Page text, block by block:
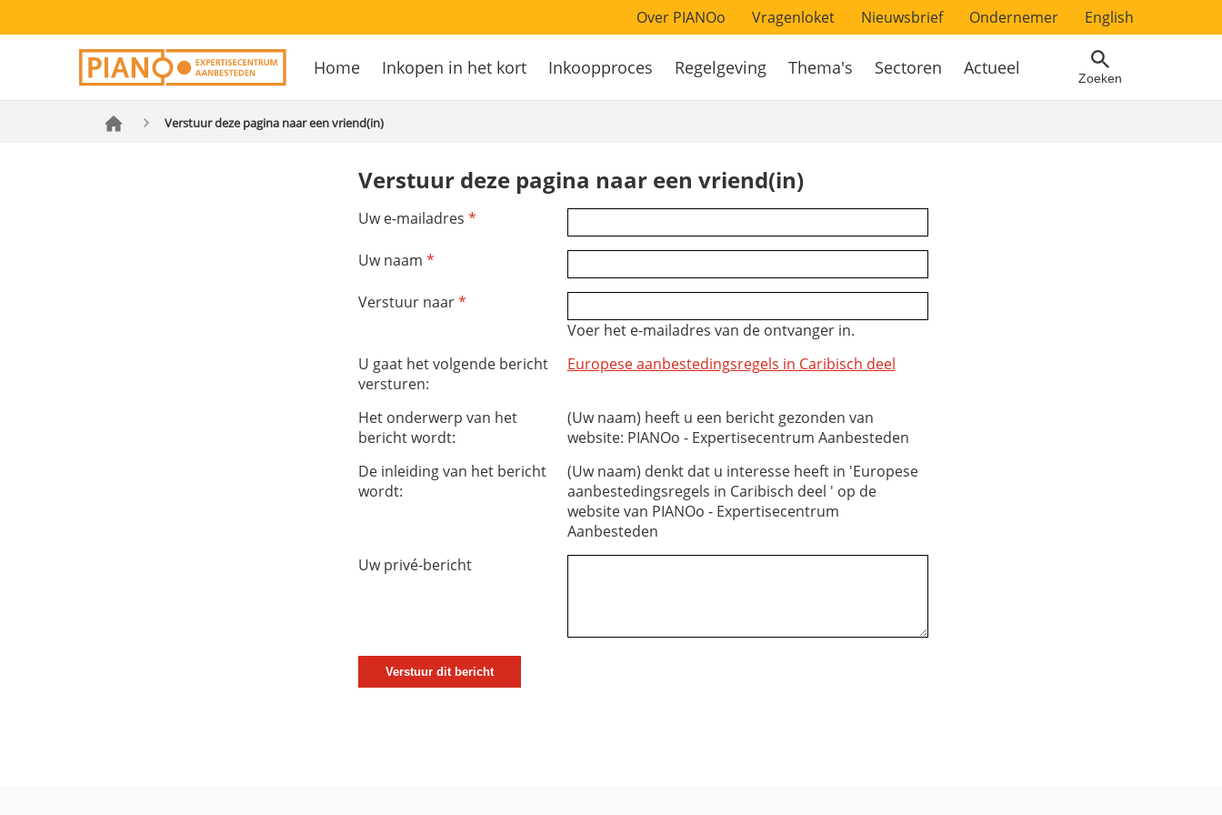
Overslaan
Secondary
navigation
Over PIANOo Vragenloket Nieuwsbrief Ondernemer English
Hoofdnavigatie
Home Inkopen in het kort Inkoopproces Regelgeving Thema's Sectoren Actueel Zoeken
Verstuur deze pagina naar een vriend(in)
Verstuur deze pagina naar een vriend(in)
Uw e-mailadres*
Uw naam*
Verstuur naar*
Voer het e-mailadres van de ontvanger in.
U gaat het volgende bericht
versturen:
Europese aanbestedingsregels in Caribisch deel
Het onderwerp van het
bericht wordt:
(Uw naam) heeft u een bericht gezonden van
website: PIANOo - Expertisecentrum Aanbesteden
De inleiding van het bericht
wordt:
(Uw naam) denkt dat u interesse heeft in 'Europese
aanbestedingsregels in Caribisch deel ' op de
website van PIANOo - Expertisecentrum
Aanbesteden
Uw privé-bericht